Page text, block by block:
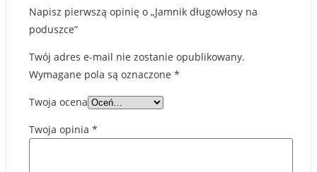
Napisz pierwszą opinię o „Jamnik długowłosy na
poduszce”
Twój adres e-mail nie zostanie opublikowany.
Wymagane pola są oznaczone *
Twoja ocena
Twoja opinia *